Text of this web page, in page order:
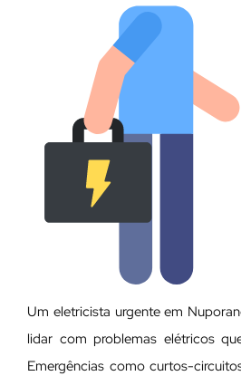
Um eletricista urgente em
lidar com problemas elétricos
Emergências como curtos-